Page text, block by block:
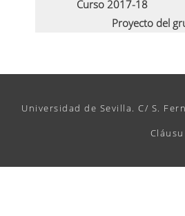
Curso 2017-18
Proyecto del
Universidad de Sevilla. C/ S.